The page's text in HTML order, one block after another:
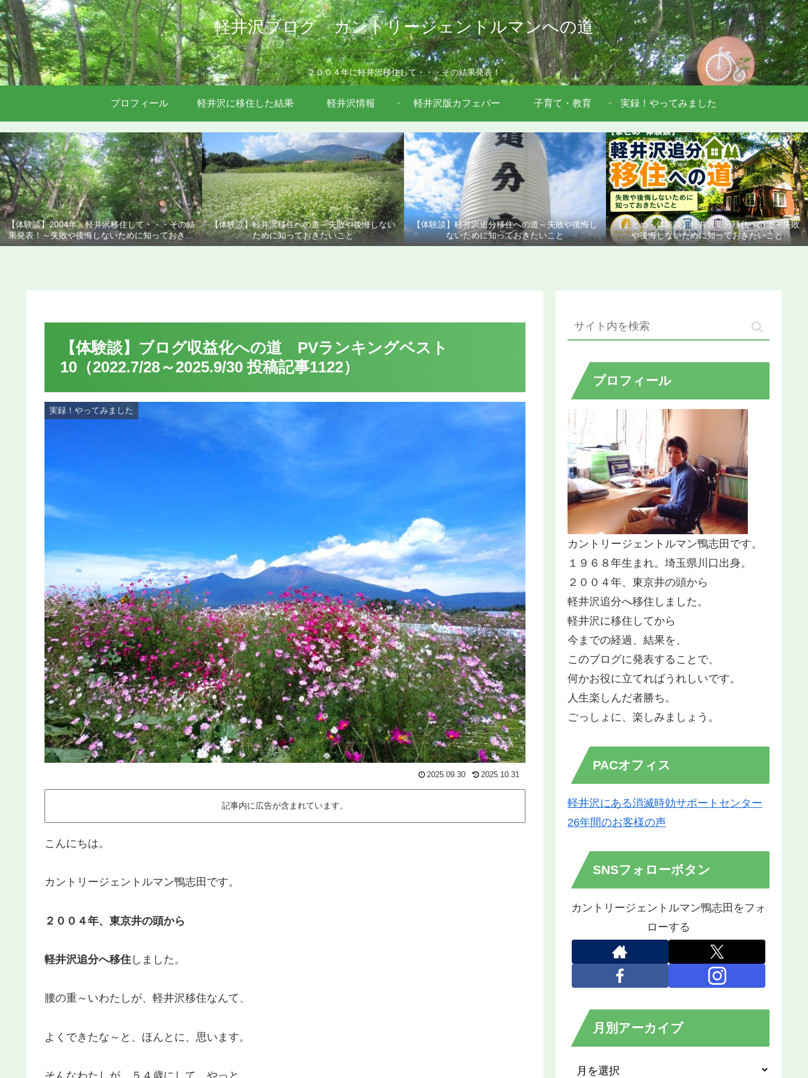
軽井沢ブログ カントリージェントルマンへの道
２００４年に軽井沢移住して・・・その結果発表！
プロフィール 軽井沢に移住した結果 軽井沢情報 軽井沢版カフェバー 子育て・教育 実録！やってみました
【体験談】2004年、軽井沢移住して・・・その結
果発表！～失敗や後悔しないために知っておきた
いこと
【体験談】軽井沢移住への道～失敗や後悔しない
ために知っておきたいこと
【体験談】軽井沢追分移住への道～失敗や後悔し
ないために知っておきたいこと
【まとめ・体験談】軽井沢追分移住への道～失敗
や後悔しないために知っておきたいこと
【体験談】ブログ収益化への道 PVランキングベスト
10（2022.7/28～2025.9/30 投稿記事1122）
実録！やってみました
2025.09.30 2025.10.31
記事内に広告が含まれています。
こんにちは。
カントリージェントルマン鴨志田です。
２００４年、東京井の頭から
軽井沢追分へ移住 しました。
腰の重～いわたしが、軽井沢移住なんて、
よくできたな～と、ほんとに、思います。
プロフィール
カントリージェントルマン鴨志田です。
１９６８年生まれ。埼玉県川口出身。
２００４年、東京井の頭から
軽井沢追分へ移住しました。
軽井沢に移住してから
今までの経過、結果を、
このブログに発表することで、
何かお役に立てればうれしいです。
人生楽しんだ者勝ち。
ごっしょに、楽しみましょう。
PACオフィス
軽井沢にある消滅時効サポートセンター
26年間のお客様の声
SNSフォローボタン
カントリージェントルマン鴨志田をフォ
ローする
月別アーカイブ